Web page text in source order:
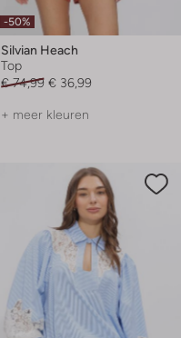
-50%
Silvian Heach
Top
€ 74,99 € 36,99
+ meer kleuren